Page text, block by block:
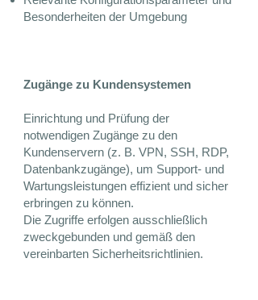
Besonderheiten der Umgebung
Zugänge zu Kundensystemen
Einrichtung und Prüfung der
notwendigen Zugänge zu den
Kundenservern (z. B. VPN, SSH, RDP,
Datenbankzugänge), um Support- und
Wartungsleistungen effizient und sicher
erbringen zu können.
Die Zugriffe erfolgen ausschließlich
zweckgebunden und gemäß den
vereinbarten Sicherheitsrichtlinien.